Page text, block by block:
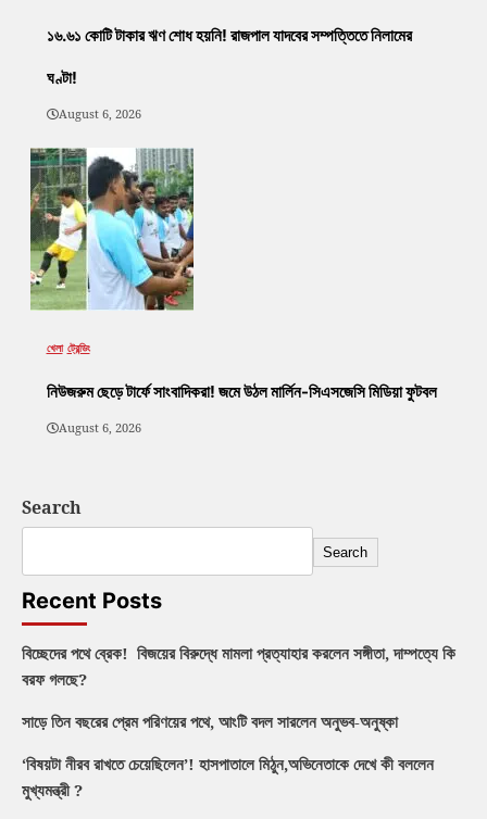
১৬.৬১ কোটি টাকার ঋণ শোধ হয়নি! রাজপাল যাদবের সম্পত্তিতে নিলামের
ঘণ্টা!
August 6, 2026
খেলা ট্রেন্ডিং
নিউজরুম ছেড়ে টার্ফে সাংবাদিকরা! জমে উঠল মার্লিন-সিএসজেসি মিডিয়া ফুটবল
August 6, 2026
Search
Search
Recent Posts
বিচ্ছেদের পথে ব্রেক! বিজয়ের বিরুদ্ধে মামলা প্রত্যাহার করলেন সঙ্গীতা, দাম্পত্যে কি
বরফ গলছে?
সাড়ে তিন বছরের প্রেম পরিণয়ের পথে, আংটি বদল সারলেন অনুভব-অনুষ্কা
‘বিষয়টা নীরব রাখতে চেয়েছিলেন’! হাসপাতালে মিঠুন,অভিনেতাকে দেখে কী বললেন
মুখ্যমন্ত্রী ?